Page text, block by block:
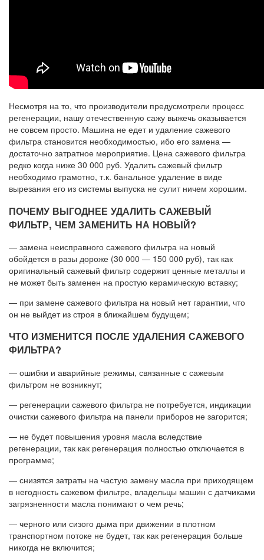
Несмотря на то, что производители предусмотрели процесс
регенерации, нашу отечественную сажу выжечь оказывается
не совсем просто. Машина не едет и удаление сажевого
фильтра становится необходимостью, ибо его замена —
достаточно затратное мероприятие. Цена сажевого фильтра
редко когда ниже 30 000 руб. Удалить сажевый фильтр
необходимо грамотно, т.к. банальное удаление в виде
вырезания его из системы выпуска не сулит ничем хорошим.
ПОЧЕМУ ВЫГОДНЕЕ УДАЛИТЬ САЖЕВЫЙ
ФИЛЬТР, ЧЕМ ЗАМЕНИТЬ НА НОВЫЙ?
— замена неисправного сажевого фильтра на новый
обойдется в разы дороже (30 000 — 150 000 руб), так как
оригинальный сажевый фильтр содержит ценные металлы и
не может быть заменен на простую керамическую вставку;
— при замене сажевого фильтра на новый нет гарантии, что
он не выйдет из строя в ближайшем будущем;
ЧТО ИЗМЕНИТСЯ ПОСЛЕ УДАЛЕНИЯ САЖЕВОГО
ФИЛЬТРА?
— ошибки и аварийные режимы, связанные с сажевым
фильтром не возникнут;
— регенерации сажевого фильтра не потребуется, индикации
очистки сажевого фильтра на панели приборов не загорится;
— не будет повышения уровня масла вследствие
регенерации, так как регенерация полностью отключается в
программе;
— снизятся затраты на частую замену масла при приходящем
в негодность сажевом фильтре, владельцы машин с датчиками
загрязненности масла понимают о чем речь;
— черного или сизого дыма при движении в плотном
транспортном потоке не будет, так как регенерация больше
никогда не включится;